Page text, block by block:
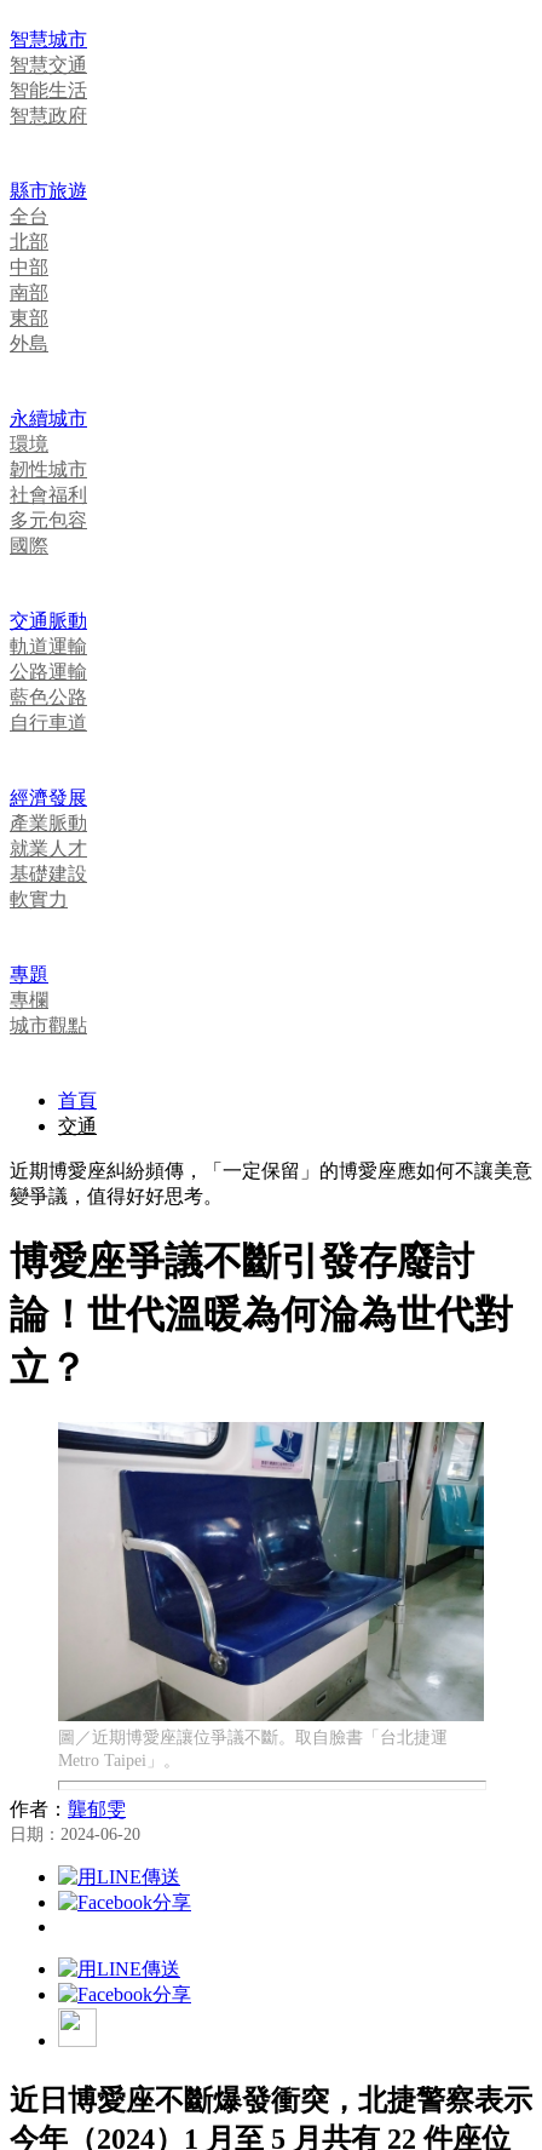
智慧城市
智慧交通
智能生活
智慧政府
縣市旅遊
全台
北部
中部
南部
東部
外島
永續城市
環境
韌性城市
社會福利
多元包容
國際
交通脈動
軌道運輸
公路運輸
藍色公路
自行車道
經濟發展
產業脈動
就業人才
基礎建設
軟實力
專題
專欄
城市觀點
首頁
交通
近期博愛座糾紛頻傳，「一定保留」的博愛座應如何不讓美意
變爭議，值得好好思考。
博愛座爭議不斷引發存廢討
論！世代溫暖為何淪為世代對
立？
圖／近期博愛座讓位爭議不斷。取自臉書「台北捷運
Metro Taipei」。
作者： 龔郁雯
日期：2024-06-20
近日博愛座不斷爆發衝突，北捷警察表示
今年（2024）1 月至 5 月共有 22 件座位